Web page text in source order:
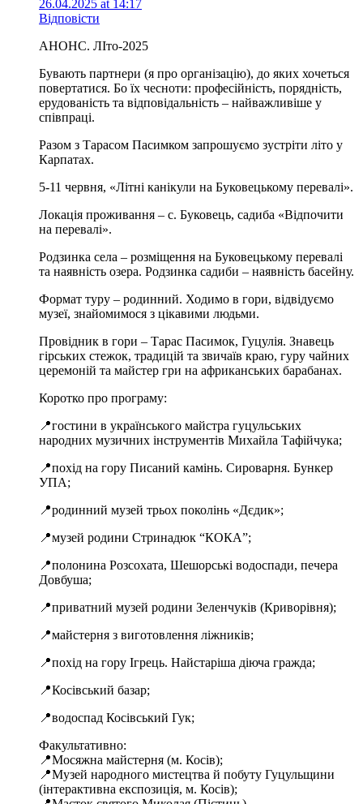
26.04.2025 at 14:17
Відповісти
АНОНС. ЛІто-2025
Бувають партнери (я про організацію), до яких хочеться
повертатися. Бо їх чесноти: професійність, порядність,
ерудованість та відповідальність – найважливіше у
співпраці.
Разом з Тарасом Пасимком запрошуємо зустріти літо у
Карпатах.
5-11 червня, «Літні канікули на Буковецькому перевалі».
Локація проживання – с. Буковець, садиба «Відпочити
на перевалі».
Родзинка села – розміщення на Буковецькому перевалі
та наявність озера. Родзинка садиби – наявність басейну.
Формат туру – родинний. Ходимо в гори, відвідуємо
музеї, знайомимося з цікавими людьми.
Провідник в гори – Тарас Пасимок, Гуцулія. Знавець
гірських стежок, традицій та звичаїв краю, гуру чайних
церемоній та майстер гри на африканських барабанах.
Коротко про програму:
📍гостини в українського майстра гуцульських
народних музичних інструментів Михайла Тафійчука;
📍похід на гору Писаний камінь. Сироварня. Бункер
УПА;
📍родинний музей трьох поколінь «Дєдик»;
📍музей родини Стринадюк “КОКА”;
📍полонина Розсохата, Шешорські водоспади, печера
Довбуша;
📍приватний музей родини Зеленчуків (Криворівня);
📍майстерня з виготовлення ліжників;
📍похід на гору Ігрець. Найстаріша діюча гражда;
📍Косівський базар;
📍водоспад Косівський Гук;
Факультативно:
📍Мосяжна майстерня (м. Косів);
📍Музей народного мистецтва й побуту Гуцульщини
(інтерактивна експозиція, м. Косів);